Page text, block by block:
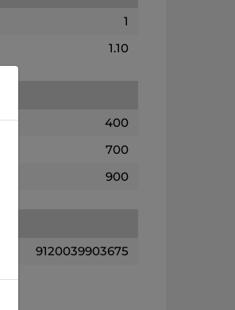
1
1.10
400
700
900
9120039903675